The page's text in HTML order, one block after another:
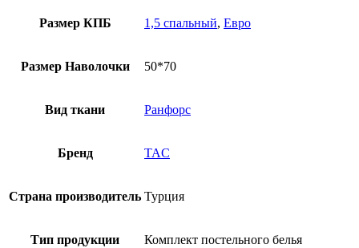
Размер КПБ 1,5 спальный, Евро
Размер Наволочки 50*70
Вид ткани Ранфорс
Бренд TAC
Страна производитель Турция
Тип продукции Комплект постельного белья